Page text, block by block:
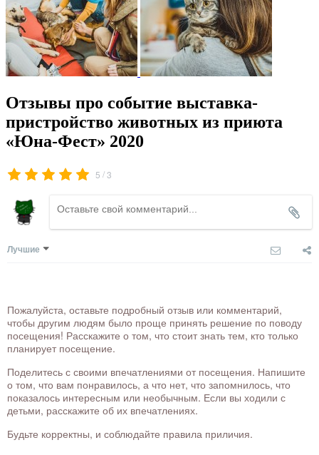
Отзывы про событие выставка-
пристройство животных из приюта
«Юна-Фест» 2020
5 /3
Лучшие
Пожалуйста, оставьте подробный отзыв или комментарий,
чтобы другим людям было проще принять решение по поводу
посещения! Расскажите о том, что стоит знать тем, кто только
планирует посещение.
Поделитесь с своими впечатлениями от посещения. Напишите
о том, что вам понравилось, а что нет, что запомнилось, что
показалось интересным или необычным. Если вы ходили с
детьми, расскажите об их впечатлениях.
Будьте корректны, и соблюдайте правила приличия.